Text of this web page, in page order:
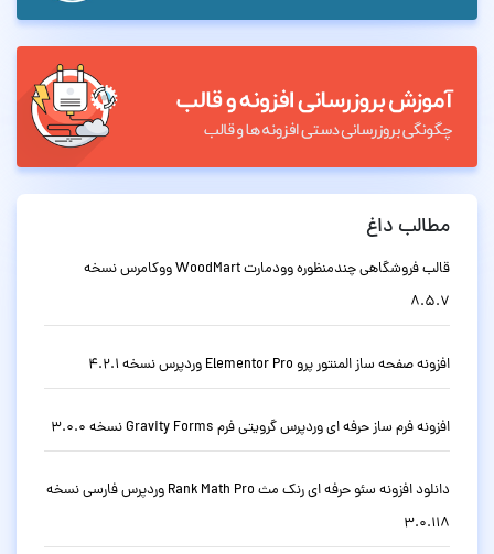
مطالب داغ
قالب فروشگاهی چندمنظوره وودمارت WoodMart ووکامرس نسخه
8.5.7
افزونه صفحه ساز المنتور پرو Elementor Pro وردپرس نسخه 4.2.1
افزونه فرم ساز حرفه ای وردپرس گرویتی فرم Gravity Forms نسخه 3.0.0
دانلود افزونه سئو حرفه ای رنک مث Rank Math Pro وردپرس فارسی نسخه
3.0.118